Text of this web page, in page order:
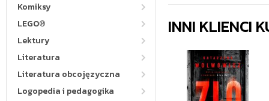
Komiksy
LEGO®
Lektury
Literatura
Literatura obcojęzyczna
Logopedia i pedagogika
INNI KLIENCI